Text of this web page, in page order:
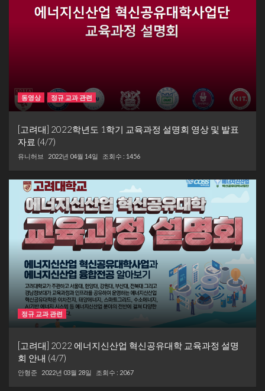
동영상 정규 교과 관련
[고려대] 2022학년도 1학기 교육과정 설명회 영상 및 발표
자료 (4/7)
유니허브 2022년 04월 14일 조회수 : 1456
정규 교과 관련
[고려대] 2022 에너지신산업 혁신공유대학 교육과정 설명
회 안내 (4/7)
안형준 2022년 03월 28일 조회수 : 2067